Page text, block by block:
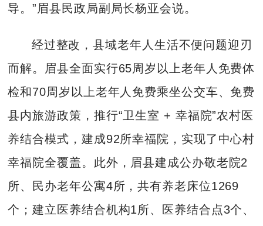
导。”眉县民政局副局长杨亚会说。
经过整改，县域老年人生活不便问题迎刃
而解。眉县全面实行65周岁以上老年人免费体
检和70周岁以上老年人免费乘坐公交车、免费
县内旅游政策，推行“卫生室 + 幸福院”农村医
养结合模式，建成92所幸福院，实现了中心村
幸福院全覆盖。此外，眉县建成公办敬老院2
所、民办老年公寓4所，共有养老床位1269
个；建立医养结合机构1所、医养结合点3个、